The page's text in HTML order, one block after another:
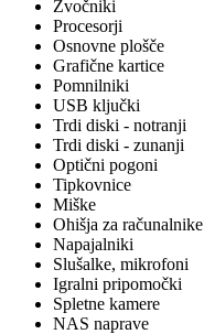
Zvočniki
Procesorji
Osnovne plošče
Grafične kartice
Pomnilniki
USB ključki
Trdi diski - notranji
Trdi diski - zunanji
Optični pogoni
Tipkovnice
Miške
Ohišja za računalnike
Napajalniki
Slušalke, mikrofoni
Igralni pripomočki
Spletne kamere
NAS naprave